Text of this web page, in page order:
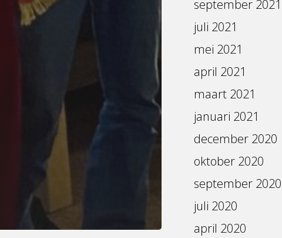
september 2021
juli 2021
mei 2021
april 2021
maart 2021
januari 2021
december 2020
oktober 2020
september 2020
juli 2020
april 2020